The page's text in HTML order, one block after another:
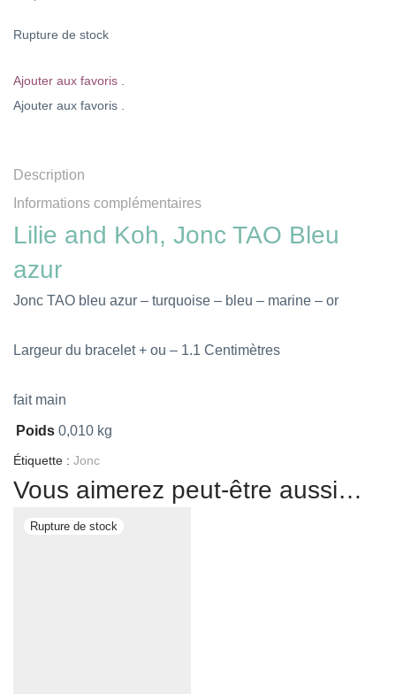
Rupture de stock
Ajouter aux favoris .
Ajouter aux favoris .
Description
Informations complémentaires
Lilie and Koh, Jonc TAO Bleu
azur
Jonc TAO bleu azur – turquoise – bleu – marine – or
Largeur du bracelet + ou – 1.1 Centimètres
fait main
Poids 0,010 kg
Étiquette : Jonc
Vous aimerez peut-être aussi…